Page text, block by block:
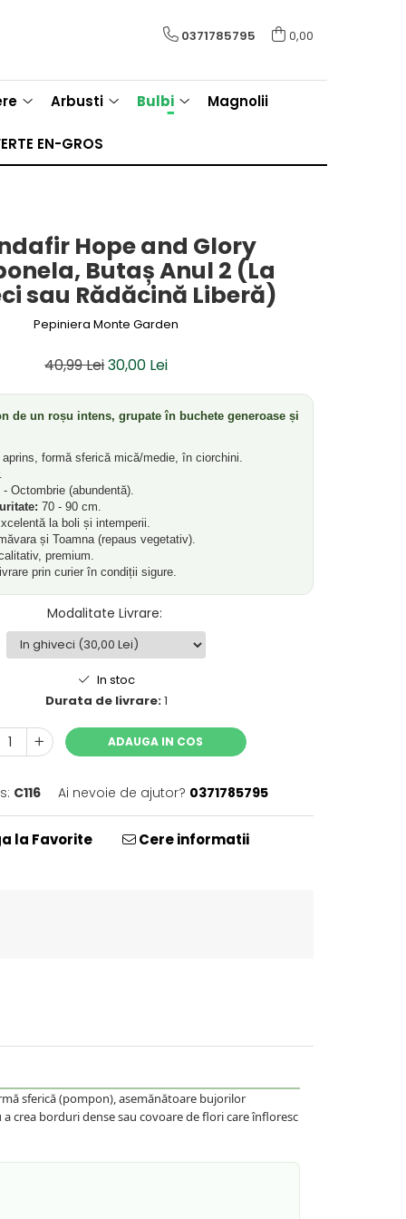
0371785795 0,00
Arbusti Bulbi Magnolii
EN-GROS
Hope and Glory
Butaș Anul 2 (La
sau Rădăcină Liberă)
Pepiniera Monte Garden
40,99 Lei30,00 Lei
de un roșu intens, grupate în buchete generoase și
formă sferică mică/medie, în ciorchini.
Octombrie (abundentă).
70 - 90 cm.
la boli și intemperii.
și Toamna (repaus vegetativ).
premium.
prin curier în condiții sigure.
Modalitate Livrare:
In stoc
Durata de livrare:1
ADAUGA IN COS
C116 Ai nevoie de ajutor? 0371785795
la Favorite Cere informatii
sferică (pompon), asemănătoare bujorilor
crea borduri dense sau covoare de flori care înfloresc